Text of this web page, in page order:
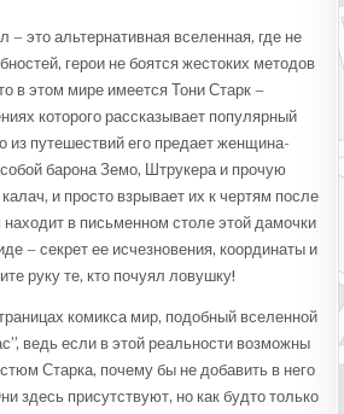
– это альтернативная вселенная, где не
герои не боятся жестоких методов
в этом мире имеется Тони Старк –
которого рассказывает популярный
из путешествий его предает женщина-
барона Земо, Штрукера и прочую
и просто взрывает их к чертям после
находит в письменном столе этой дамочки
– секрет ее исчезновения, координаты и
руку те, кто почуял ловушку!
комикса мир, подобный вселенной
ведь если в этой реальности возможны
Старка, почему бы не добавить в него
здесь присутствуют, но как будто только